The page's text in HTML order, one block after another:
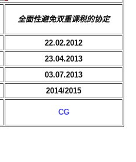
全面性避免双重课税的协定
22.02.2012
23.04.2013
03.07.2013
2014/2015
CG